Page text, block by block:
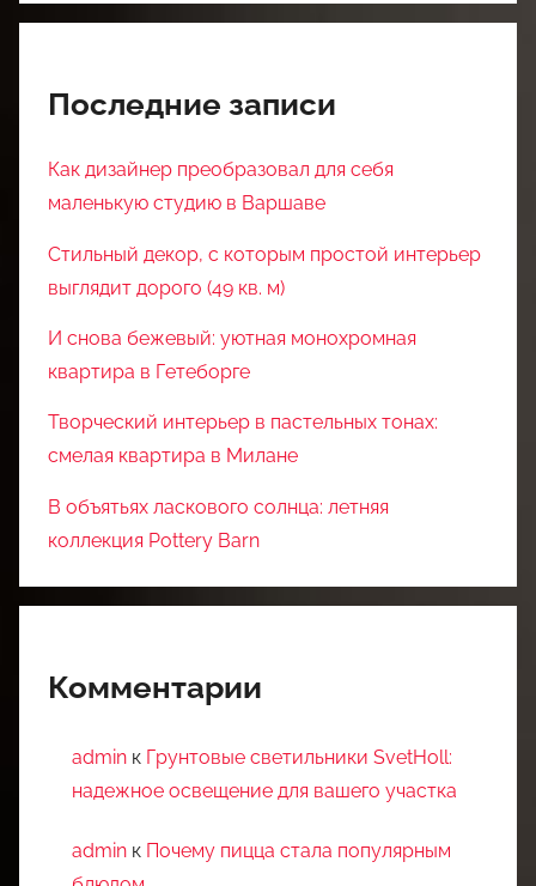
Последние записи
Как дизайнер преобразовал для себя
маленькую студию в Варшаве
Стильный декор, с которым простой интерьер
выглядит дорого (49 кв. м)
И снова бежевый: уютная монохромная
квартира в Гетеборге
Творческий интерьер в пастельных тонах:
смелая квартира в Милане
В объятьях ласкового солнца: летняя
коллекция Pottery Barn
Комментарии
admin к Грунтовые светильники SvetHoll:
надежное освещение для вашего участка
admin к Почему пицца стала популярным